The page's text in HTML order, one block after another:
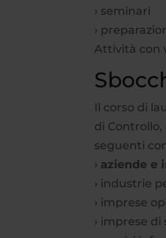
› seminari
›
Attività con
Il corso di
di
seguenti
› aziende e
› industrie
› imprese
› imprese di